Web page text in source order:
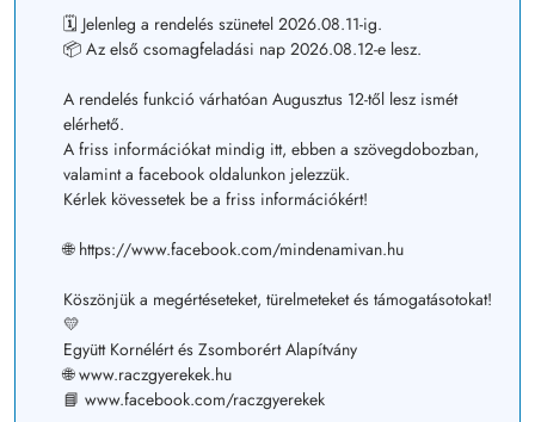
🗓️ Jelenleg a rendelés szünetel 2026.08.11-ig.
📦 Az első csomagfeladási nap 2026.08.12-e lesz.
A rendelés funkció várhatóan Augusztus 12-től lesz ismét
elérhető.
A friss információkat mindig itt, ebben a szövegdobozban,
valamint a facebook oldalunkon jelezzük.
Kérlek kövessetek be a friss információkért!
🌐 https://www.facebook.com/mindenamivan.hu
Köszönjük a megértéseteket, türelmeteket és támogatásotokat!
💛
Együtt Kornélért és Zsomborért Alapítvány
🌐 www.raczgyerekek.hu
📘 www.facebook.com/raczgyerekek